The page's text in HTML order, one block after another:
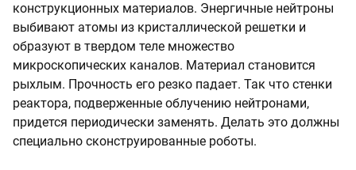
конструкционных материалов. Энергичные нейтроны
выбивают атомы из кристаллической решетки и
образуют в твердом теле множество
микроскопических каналов. Материал становится
рыхлым. Прочность его резко падает. Так что стенки
реактора, подверженные облучению нейтронами,
придется периодически заменять. Делать это должны
специально сконструированные роботы.